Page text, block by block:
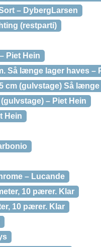
– DybergLarsen
(restparti)
Piet Hein
Så længe lager haves
cm (gulvstage) Så
– Piet Hein
Hein
– Lucande
10 pærer. Klar
10 pærer. Klar